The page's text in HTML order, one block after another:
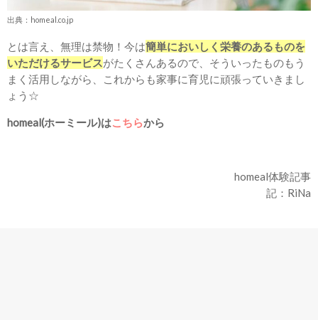
出典：homeal.co.jp
とは言え、無理は禁物！今は簡単においしく栄養のあるものを
いただけるサービスがたくさんあるので、そういったものもう
まく活用しながら、これからも家事に育児に頑張っていきまし
ょう☆
homeal(ホーミール)はこちらから
homeal体験記事
記：RiNa